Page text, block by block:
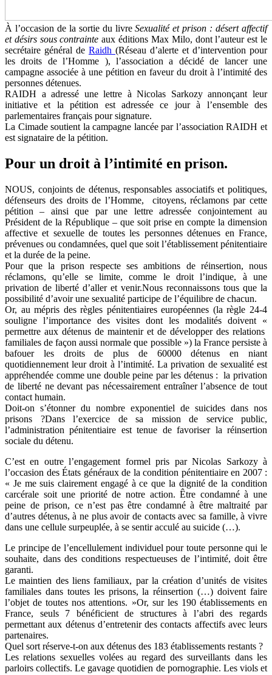
À l’occasion de la sortie du livreSexualité et prison : désert affectif
et désirs sous contrainte aux éditions Max Milo, dont l’auteur est le
secrétaire général de Raidh (Réseau d’alerte et d’intervention pour
les droits de l’Homme ), l’association a décidé de lancer une
campagne associée à une pétition en faveur du droit à l’intimité des
personnes détenues.
RAIDH a adressé une lettre à Nicolas Sarkozy annonçant leur
initiative et la pétition est adressée ce jour à l’ensemble des
parlementaires français pour signature.
La Cimade soutient la campagne lancée par l’association RAIDH et
est signataire de la pétition.
Pour un droit à l’intimité en prison.
NOUS, conjoints de détenus, responsables associatifs et politiques,
défenseurs des droits de l’Homme, citoyens, réclamons par cette
pétition – ainsi que par une lettre adressée conjointement au
Président de la République – que soit prise en compte la dimension
affective et sexuelle de toutes les personnes détenues en France,
prévenues ou condamnées, quel que soit l’établissement pénitentiaire
et la durée de la peine.
Pour que la prison respecte ses ambitions de réinsertion, nous
réclamons, qu’elle se limite, comme le droit l’indique, à une
privation de liberté d’aller et venir.Nous reconnaissons tous que la
possibilité d’avoir une sexualité participe de l’équilibre de chacun.
Or, au mépris des règles pénitentiaires européennes (la règle 24-4
souligne l’importance des visites dont les modalités doivent «
permettre aux détenus de maintenir et de développer des relations
familiales de façon aussi normale que possible ») la France persiste à
bafouer les droits de plus de 60000 détenus en niant
quotidiennement leur droit à l’intimité. La privation de sexualité est
appréhendée comme une double peine par les détenus : la privation
de liberté ne devant pas nécessairement entraîner l’absence de tout
contact humain.
Doit-on s’étonner du nombre exponentiel de suicides dans nos
prisons ?Dans l’exercice de sa mission de service public,
l’administration pénitentiaire est tenue de favoriser la réinsertion
sociale du détenu.
C’est en outre l’engagement formel pris par Nicolas Sarkozy à
l’occasion des États généraux de la condition pénitentiaire en 2007 :
« Je me suis clairement engagé à ce que la dignité de la condition
carcérale soit une priorité de notre action. Être condamné à une
peine de prison, ce n’est pas être condamné à être maltraité par
d’autres détenus, à ne plus avoir de contacts avec sa famille, à vivre
dans une cellule surpeuplée, à se sentir acculé au suicide (…).
Le principe de l’encellulement individuel pour toute personne qui le
souhaite, dans des conditions respectueuses de l’intimité, doit être
garanti.
Le maintien des liens familiaux, par la création d’unités de visites
familiales dans toutes les prisons, la réinsertion (…) doivent faire
l’objet de toutes nos attentions. »Or, sur les 190 établissements en
France, seuls 7 bénéficient de structures à l’abri des regards
permettant aux détenus d’entretenir des contacts affectifs avec leurs
partenaires.
Quel sort réserve-t-on aux détenus des 183 établissements restants ?
Les relations sexuelles volées au regard des surveillants dans les
parloirs collectifs. Le gavage quotidien de pornographie. Les viols et